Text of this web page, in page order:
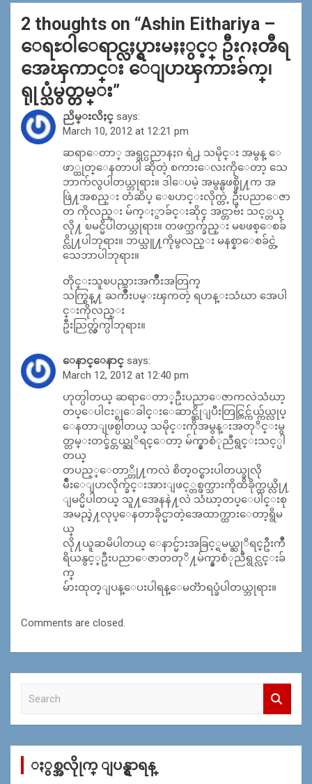
2 thoughts on “Ashin Eithariya –
ေရႊ၀ါေရာင္လႈပ္ရွားမႈႏွင့္ ဦးဂႏၻီရ
အေၾကာင္း ေျပာၾကားခ်က္၊
ရုုပ္သံမွတ္တမ္း”
ညိမ္းလိႈင္ says:
March 10, 2012 at 12:21 pm
ဆရာေတာ္ အရွင္ပညာနႏၵ ရဲ႕ သမိုင္း အမွန္ ေ
ဖာ္ထုတ္ေနတာပါ ဆိုတဲ့ စကားေလးကိုေတာ့ သေ
ဘာက်လွပါတယ္ဘုရား။ ဒါေပမဲ့ အမွန္ၿဖစ္ဖို႔က အ
ဖြဲ႔အစည္း တံဆိပ္ ေၿပာင္းလိုက္တဲ့ ဦးပညာေဇာ
တ ကိုလည္း မ်က္ႏွာခ်င္းဆိုင္ အင္တာဗ်ဴး သင့္တယ္
လို႔ ၿမင္မိပါတယ္ဘုရား။ တဖက္သက္ခ်ည္း မၿဖစ္ေစခ်
င္လို႔ပါဘုရား။ ဘယ္သူ႔ကိုမွလည္း မနစ္နာေစခ်င္တဲ့
သေဘာပါဘုရား။
တိုင္းသူၿပည္သားအက်ိဳးအတြက္
သက္စြန္႔ ႀကိဳးပမ္းၾကတဲ့ ရဟန္းသံဃာ အေပါ
င္းကိုလည္း
ဦးညြတ္လွ်က္ပါဘုရား။
ေနာင္ေနာင္ says:
March 12, 2012 at 12:40 pm
ဟုတ္ပါတယ္ ဆရာေတာ္ဦးပညာေဇာကလဲသံဃာ့
တပ္ေပါငး္စုေခါင္းေဆာင္ဆိုျပီးတြင္တြင္က်ယ္က်ယ္လုပ္
ေနတာျဖစ္ပါတယ္ သမိုင္းကိုအမွန္းအတုိင္းမွ
တ္တမ္းတင္ခ်င္တယ္ဆုိရင္ေတာ့ မ်က္နွာစံုညီရွင္းသင့္ပါ
တယ္
တပည့္ေတာ္တို႔ကလဲ စိတ္၀င္စားပါတယ္ခုလို
မ်ိဳးေျပာလိုက္ခ်င္းအားျဖင့္တစ္ဖက္သားကိုထိခိုက္တယ္လို႔
ျမင္မိပါတယ္ သူ႔အေနနဲ႔လဲ သံဃာ့တပ္ေပါင္းစု
အမည္နဲ႔လုပ္ေနတာခိုင္မာတဲ့အေထာက္ထားေတာ့ရွိမ
ယ္
လို႔ယူဆမိပါတယ္ ေနာင္မ်ားအခြင့္ရမယ္ဆုိရင္ဦးကဳႆ
ရိယနွင့္ဦးပညာေဇာတတုိ႔မ်က္နွာစံုညီရွင္လင္းခ်
က္
မ်ားထုတ္ျပန္ေပးပါရန္ေမတၱာရပ္ခံပါတယ္ဘုရား။
Comments are closed.
c
ႏွစ္အလိုုက္ ျပန္ရွာရန္